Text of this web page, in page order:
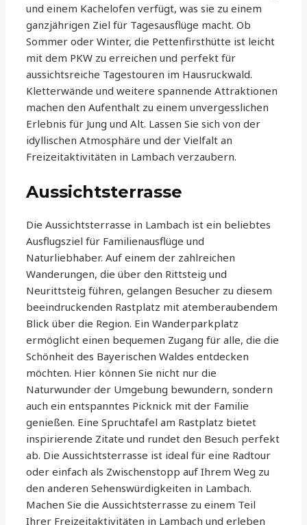
und einem Kachelofen verfügt, was sie zu einem
ganzjährigen Ziel für Tagesausflüge macht. Ob
Sommer oder Winter, die Pettenfirsthütte ist leicht
mit dem PKW zu erreichen und perfekt für
aussichtsreiche Tagestouren im Hausruckwald.
Kletterwände und weitere spannende Attraktionen
machen den Aufenthalt zu einem unvergesslichen
Erlebnis für Jung und Alt. Lassen Sie sich von der
idyllischen Atmosphäre und der Vielfalt an
Freizeitaktivitäten in Lambach verzaubern.
Aussichtsterrasse
Die Aussichtsterrasse in Lambach ist ein beliebtes
Ausflugsziel für Familienausflüge und
Naturliebhaber. Auf einem der zahlreichen
Wanderungen, die über den Rittsteig und
Neurittsteig führen, gelangen Besucher zu diesem
beeindruckenden Rastplatz mit atemberaubendem
Blick über die Region. Ein Wanderparkplatz
ermöglicht einen bequemen Zugang für alle, die die
Schönheit des Bayerischen Waldes entdecken
möchten. Hier können Sie nicht nur die
Naturwunder der Umgebung bewundern, sondern
auch ein entspanntes Picknick mit der Familie
genießen. Eine Spruchtafel am Rastplatz bietet
inspirierende Zitate und rundet den Besuch perfekt
ab. Die Aussichtsterrasse ist ideal für eine Radtour
oder einfach als Zwischenstopp auf Ihrem Weg zu
den anderen Sehenswürdigkeiten in Lambach.
Machen Sie die Aussichtsterrasse zu einem Teil
Ihrer Freizeitaktivitäten in Lambach und erleben